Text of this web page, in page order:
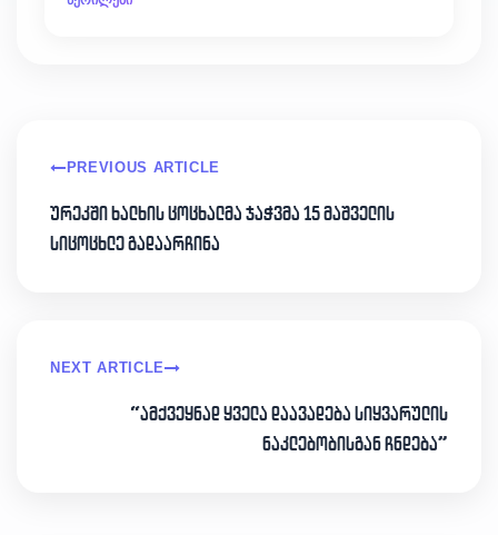
PREVIOUS ARTICLE
ურეკში ხალხის ცოცხალმა ჯაჭვმა 15 მაშველის
სიცოცხლე გადაარჩინა
NEXT ARTICLE
“ამქვეყნად ყველა დაავადება სიყვარულის
ნაკლებობისგან ჩნდება”